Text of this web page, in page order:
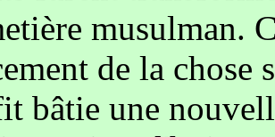
musulman.
de la chose
bâtie une